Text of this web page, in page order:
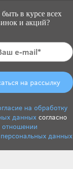
в курсе всех
и акций?
на рассылку
на обработку
данных согласно
отношении
данных